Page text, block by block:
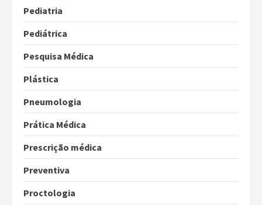
Pediatria
Pediátrica
Pesquisa Médica
Plástica
Pneumologia
Prática Médica
Prescrição médica
Preventiva
Proctologia